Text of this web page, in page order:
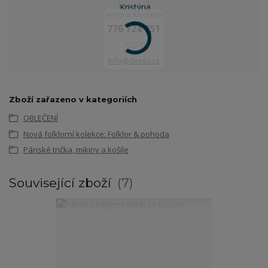
Anna a Kristýna
776 724 751
Zboží zařazeno v kategoriích
OBLEČENÍ
Nová folklorní kolekce: Folklor & pohoda
Pánské trička, mikiny a košile
Související zboží 7